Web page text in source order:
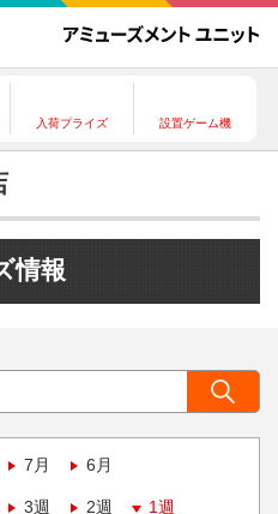
入荷プライズ 設置ゲーム機
情報
7月 6月
3週 2週 1週